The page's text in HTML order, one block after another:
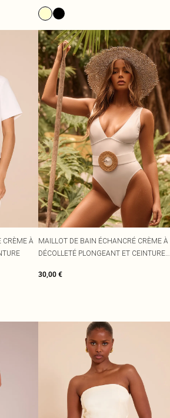
CRÈME À MAILLOT DE BAIN ÉCHANCRÉ CRÈME À
DÉCOLLETÉ PLONGEANT ET CEINTURE
30,00 €